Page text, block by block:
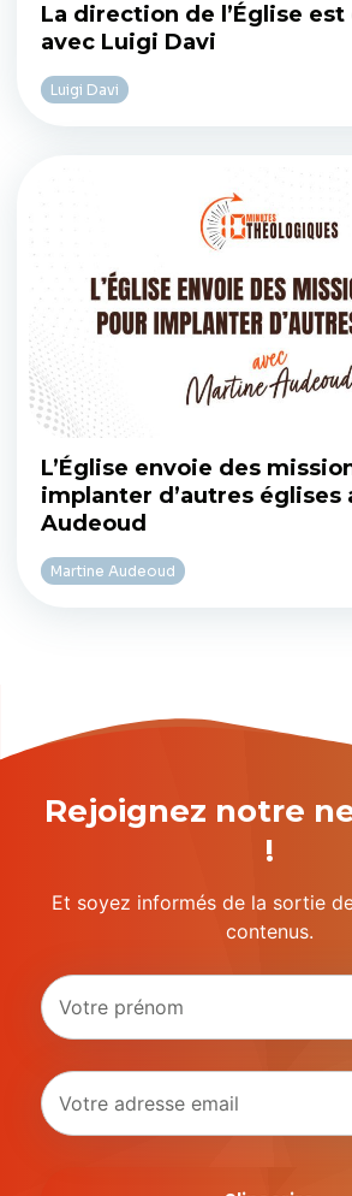
La direction de l’Église
avec Luigi Davi
Luigi Davi
L’Église envoie des
implanter d’autres églises
Audeoud
Martine Audeoud
Rejoignez notre
!
Et soyez informés de la sortie
contenus.